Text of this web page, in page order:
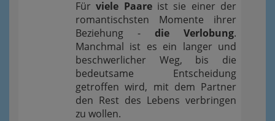
Fürviele Paareist sie einer der
romantischsten Momente ihrer
Beziehung - die Verlobung.
Manchmal ist es ein langer und
beschwerlicher Weg, bis die
bedeutsame Entscheidung
getroffen wird, mit dem Partner
den Rest des Lebens verbringen
zu wollen.